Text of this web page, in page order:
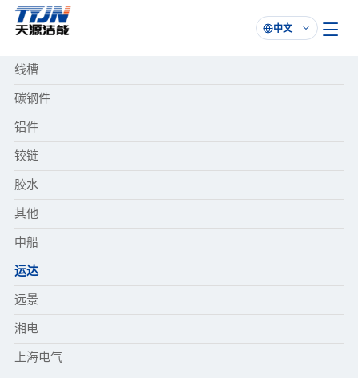

中文
线槽
碳钢件
铝件
铰链
胶水
其他
中船
运达
远景
湘电
上海电气